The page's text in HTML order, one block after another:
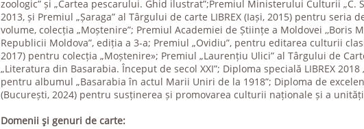
zoologic” și „Cartea pescarului. Ghid ilustrat”;Premiul Ministerului Culturii
2013, și Premiul „Șaraga” al Târgului de carte LIBREX (Iași, 2015) pentru seria
volume, colecția „Moștenire”; Premiul Academiei de Științe a Moldovei ,,Boris
Republicii Moldova”, ediția a 3-a; Premiul „Ovidiu”, pentru editarea culturii
2017) pentru colecția „Moștenire»; Premiul „Laurențiu Ulici” al Târgului de
„Literatura din Basarabia. Început de secol XXI”; Diploma specială LIBREX 2018
pentru albumul „Basarabia în actul Marii Uniri de la 1918”; Diploma de
(București, 2024) pentru susținerea și promovarea culturii naționale și a
Domenii şi genuri de carte: